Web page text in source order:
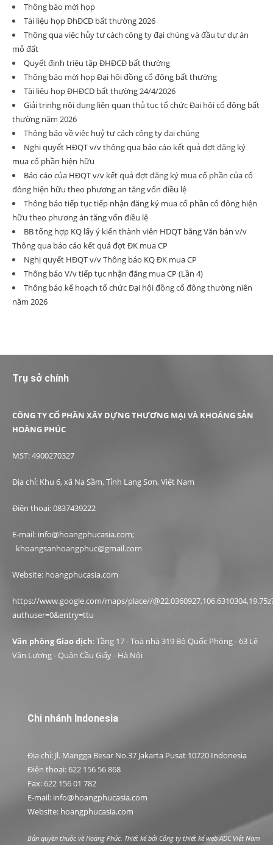
Thông báo mời họp
Tài liệu họp ĐhĐCĐ bất thường 2026
Thông qua việc hủy tư cách công ty đại chúng và đầu tư dự án
mỏ đất
Quyết định triệu tập ĐHĐCĐ bất thường
Thông báo mời họp Đại hội đồng cổ đông bất thường
Tài liệu họp ĐHĐCD bất thường 24/4/2026
Giải trinhg nội dung liên quan thủ tục tổ chức Đại hội cổ đông bất
thường năm 2026
Thông báo về việc huỷ tư cách công ty đại chúng
Nghi quyết HĐQT v/v thông qua báo cáo kết quả đợt đăng ký
mua cổ phần hiện hữu
Báo cáo của HĐQT v/v kết quả đợt đăng ký mua cổ phần của cổ
đông hiện hữu theo phương an tăng vốn điều lệ
Thông báo tiếp tục tiếp nhận đăng ký mua cổ phần cổ đông hiện
hữu theo phương án tăng vốn điều lệ
BB tổng hợp KQ lấy ý kiến thành viên HDQT bằng Văn bản v/v
Thông qua báo cáo kết quả đợt ĐK mua CP
Nghị quyết HĐQT v/v Thông báo KQ ĐK mua CP
Thông báo V/v tiếp tục nhận đăng mua CP (Lần 4)
Thông báo kế hoạch tổ chức Đại hội đồng cổ đông thường niên
năm 2026
Trụ sở chính
CÔNG TY CỔ PHẦN XÂY DỰNG THƯƠNG MẠI VÀ KHOÁNG SẢN
HOÀNG PHÚC
MST: 4900270327
Địa chỉ: Khu 6, xã Na Sầm, Tỉnh Lạng Sơn, Việt Nam
Điện thoại: 0837439222
E-mail: info@hoangphucasia.com;
khoangsanhoangphuc@gmail.com
Website: hoangphucasia.com
https://www.google.com/maps/place//
authuser=0&entry=ttu
Văn phòng Giao dịch: Tầng 17 - Toà nhà 319 Bộ Quốc Phòng - 63 Lê
Văn Lương - Quận Cầu Giấy - Hà Nội
Chi nhánh Indonesia
Địa chỉ: Jl. Mangga Besar No.37 Jakarta Pusat 10720 Indonesia
Điện thoại: 622 156 56 868
Fax: 622 156 01 782
E-mail: info@hoangphucasia.com
Website: hoangphucasia.com
Bản quyền thuộc về Hoàng Phúc. Thiết kế bởi Công ty thiết kế web ADC Việt Nam